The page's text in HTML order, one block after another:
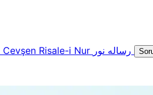
Cevşen Risale-i Nur